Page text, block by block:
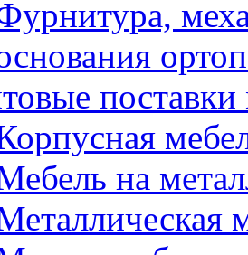
поставки
на